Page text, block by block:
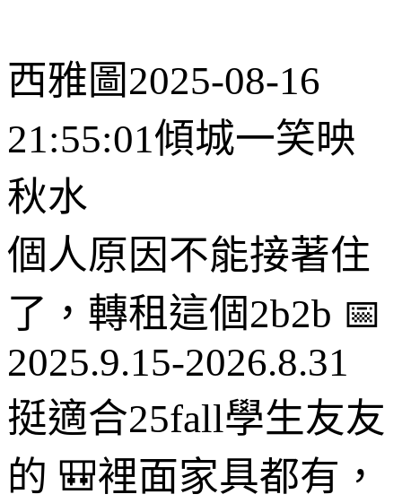
西雅圖 2025-08-16
21:55:01傾城一笑映
秋水
個人原因不能接著住
了，轉租這個2b2b 📅
2025.9.15-2026.8.31
挺適合25fall學生友友
的 🎒裡面家具都有，